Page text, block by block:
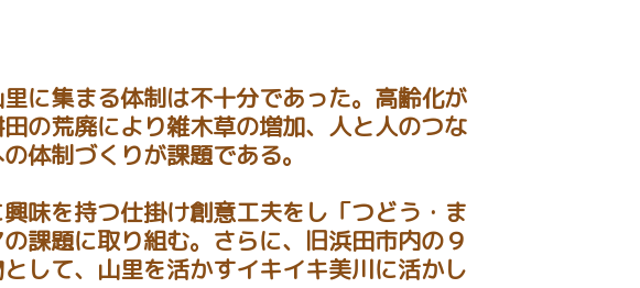
に集まる体制は不十分であった。高齢化が
の荒廃により雑木草の増加、人と人のつな
体制づくりが課題である。
味を持つ仕掛け創意工夫をし「つどう・ま
課題に取り組む。さらに、旧浜田市内の９
して、山里を活かすイキイキ美川に活かし